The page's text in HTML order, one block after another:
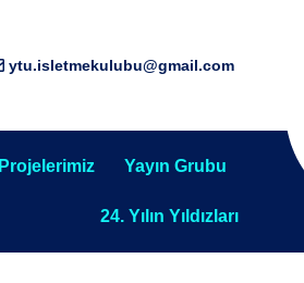
ytu.isletmekulubu@gmail.com
Projelerimiz Yayın Grubu
24. Yılın Yıldızları